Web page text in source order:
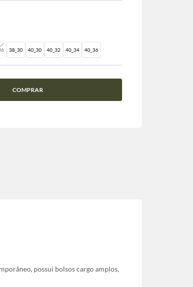
38_30 40_30 40_32 40_34 40_36
COMPRAR
possui bolsos cargo amplos,